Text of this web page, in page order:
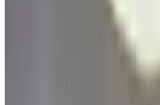
Automóviles, vehículos
comerciales, piezas automotrices,
Cómo obtener la mejor oferta
Compare offers from multiple
Marruecos, Filtre según su